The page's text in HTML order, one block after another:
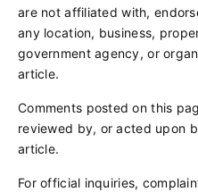
are not affiliated with,
any location, business,
government agency, or
article.
Comments posted on this
reviewed by, or acted upon
article.
For official inquiries,